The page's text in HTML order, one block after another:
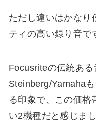
ただし違いはかなり
ティの高い録り音で
Focusriteの伝統ある
Steinberg/Yamaha
る印象で、この価格
い2機種だと感じまし